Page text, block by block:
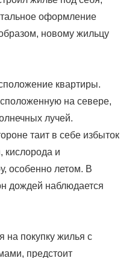
оформление
новому жильцу
квартиры.
на севере,
лучей.
таит в себе избыток
кислорода и
особенно летом. В
дождей наблюдается
на покупку жилья с
предстоит